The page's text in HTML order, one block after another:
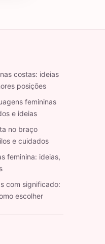
costas: ideias
posições
femininas
e ideias
no braço
e cuidados
feminina: ideias,
com significado:
escolher